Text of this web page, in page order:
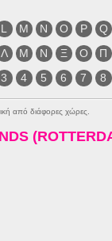
L M N O P
Q
Λ Μ Ν Ξ Ο
Π
3 4 5 6 7 8
από διάφορες χώρες.